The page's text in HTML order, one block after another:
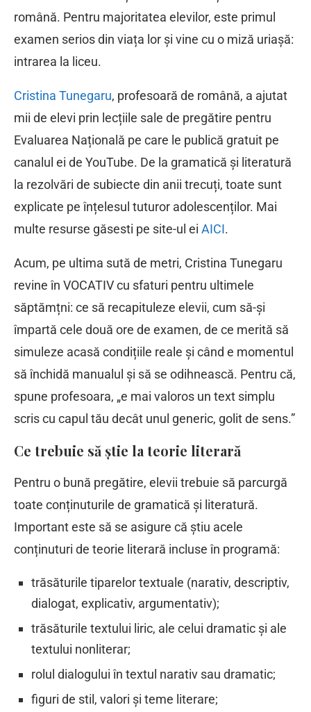
română. Pentru majoritatea elevilor, este primul
examen serios din viața lor și vine cu o miză uriașă:
intrarea la liceu.
Cristina Tunegaru, profesoară de română, a ajutat
mii de elevi prin lecțiile sale de pregătire pentru
Evaluarea Națională pe care le publică gratuit pe
canalul ei de YouTube. De la gramatică și literatură
la rezolvări de subiecte din anii trecuți, toate sunt
explicate pe înțelesul tuturor adolescenților. Mai
multe resurse găsesti pe site-ul ei AICI.
Acum, pe ultima sută de metri, Cristina Tunegaru
revine în VOCATIV cu sfaturi pentru ultimele
săptămțni: ce să recapituleze elevii, cum să-și
împartă cele două ore de examen, de ce merită să
simuleze acasă condițiile reale și când e momentul
să închidă manualul și să se odihnească. Pentru că,
spune profesoara, „e mai valoros un text simplu
scris cu capul tău decât unul generic, golit de sens.”
Ce trebuie să știe la teorie literară
Pentru o bună pregătire, elevii trebuie să parcurgă
toate conținuturile de gramatică și literatură.
Important este să se asigure că știu acele
conținuturi de teorie literară incluse în programă:
trăsăturile tiparelor textuale (narativ, descriptiv,
dialogat, explicativ, argumentativ);
trăsăturile textului liric, ale celui dramatic și ale
textului nonliterar;
rolul dialogului în textul narativ sau dramatic;
figuri de stil, valori și teme literare;